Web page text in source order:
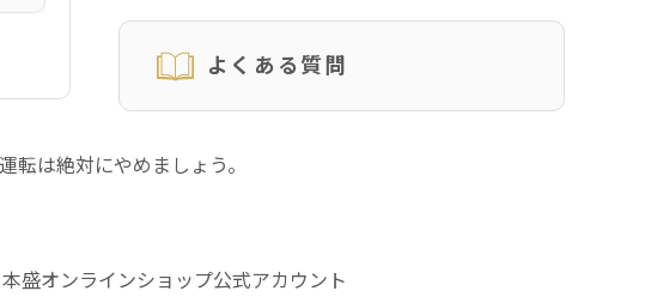
よくある質問
は絶対にやめましょう。
盛オンラインショップ公式アカウント